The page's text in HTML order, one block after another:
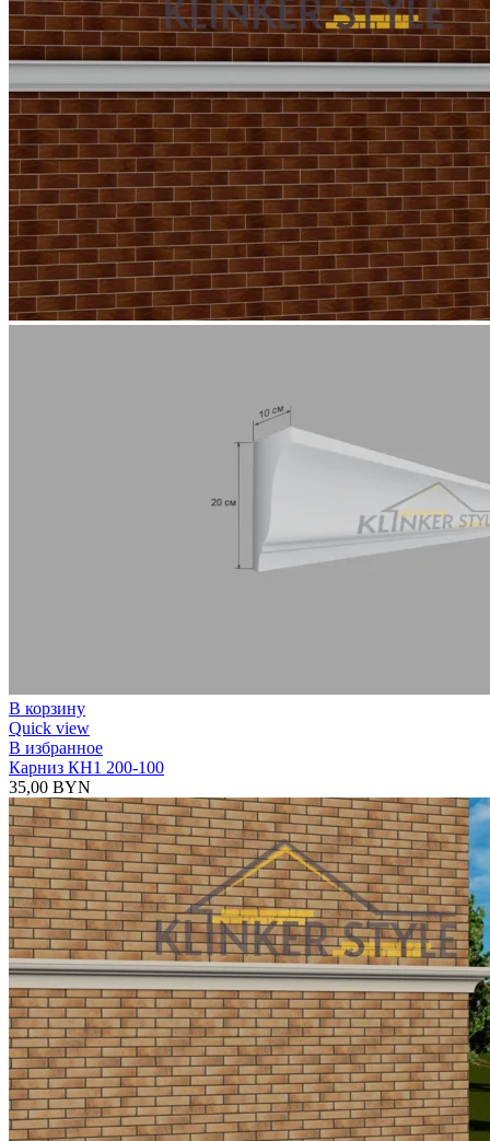
В корзину
Quick view
В избранное
Карниз КН1 200-100
35,00 BYN